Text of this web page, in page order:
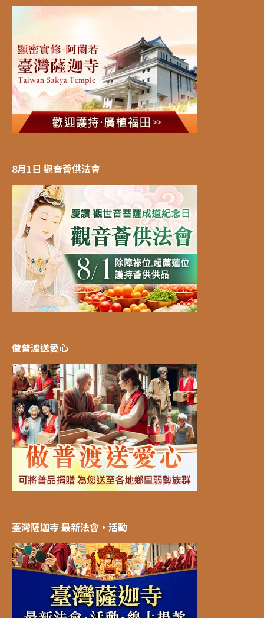
8月1日 觀音薈供法會
做普渡送愛心
臺灣薩迦寺 最新法會‧活動